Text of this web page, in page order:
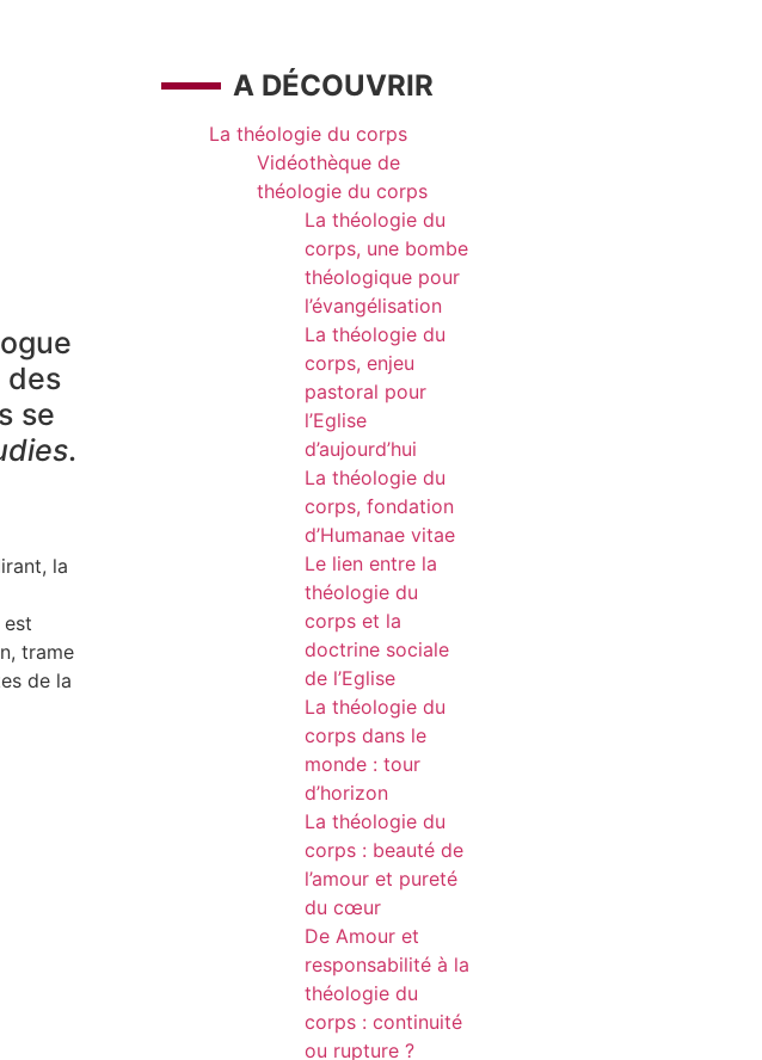
des
se
.
la
trame
de la
A DÉCOUVRIR
La théologie du corps
Vidéothèque de
théologie du corps
La théologie du
corps, une bombe
théologique pour
l’évangélisation
La théologie du
corps, enjeu
pastoral pour
l’Eglise
d’aujourd’hui
La théologie du
corps, fondation
d’Humanae vitae
Le lien entre la
théologie du
corps et la
doctrine sociale
de l’Eglise
La théologie du
corps dans le
monde : tour
d’horizon
La théologie du
corps : beauté de
l’amour et pureté
du cœur
De Amour et
responsabilité à la
théologie du
corps : continuité
ou rupture ?